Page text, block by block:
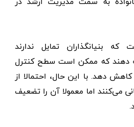
که بنیانگذاران تمایل ندارند
دهند که ممکن است سطح کنترل
دهد. با این حال، احتمالا از
می‌کنند اما معمولا آن را تضعیف